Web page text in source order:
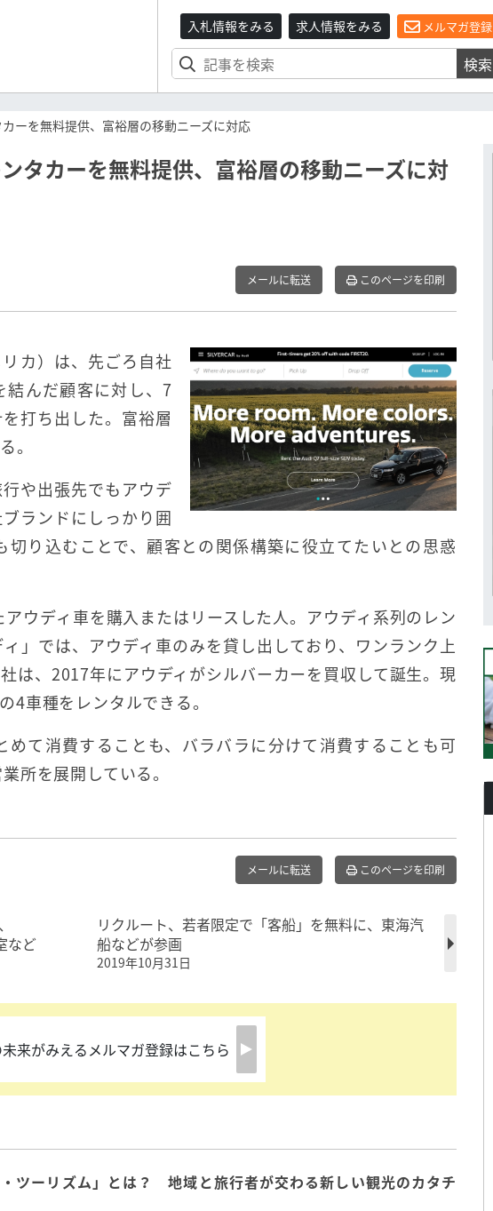
入札情報をみる 求人情報をみる メルマガ登録
検索
ーを無料提供、富裕層の移動ニーズに対応
タカーを無料提供、富裕層の移動ニーズに対
メールに転送 このページを印刷
カ）は、先ごろ自社
結んだ顧客に対し、7
打ち出した。富裕層
。
や出張先でもアウデ
ランドにしっかり囲
り込むことで、顧客との関係構築に役立てたいとの思惑
ウディ車を購入またはリースした人。アウディ系列のレン
」では、アウディ車のみを貸し出しており、ワンランク上
は、2017年にアウディがシルバーカーを買収して誕生。現
4車種をレンタルできる。
て消費することも、バラバラに分けて消費することも可
所を展開している。
メールに転送 このページを印刷
など
リクルート、若者限定で「客船」を無料に、東海汽
船などが参画
2019年10月31日
来がみえるメルマガ登録はこちら
ツーリズム」とは？ 地域と旅行者が交わる新しい観光のカタチ